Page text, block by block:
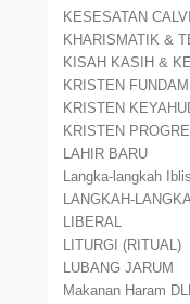
KESESATAN
KHARISMATIK &
KISAH KASIH &
KRISTEN
KRISTEN
KRISTEN
LAHIR BARU
Langka-langkah
LANGKAH-
LIBERAL
LITURGI (RITUAL)
LUBANG JARUM
Makanan Haram